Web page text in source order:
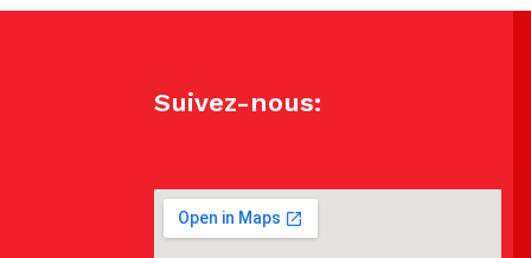
Suivez-nous: